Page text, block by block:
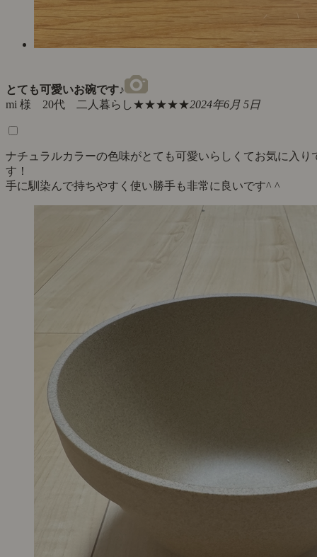
とても可愛いお碗です♪
mi 様 20代 二人暮らし★★★★★2024年6月 5日
ナチュラルカラーの色味がとても可愛いらしくてお気に入り
す！
手に馴染んで持ちやすく使い勝手も非常に良いです^ ^